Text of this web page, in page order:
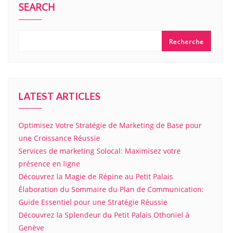
SEARCH
Recherche
LATEST ARTICLES
Optimisez Votre Stratégie de Marketing de Base pour
une Croissance Réussie
Services de marketing Solocal: Maximisez votre
présence en ligne
Découvrez la Magie de Répine au Petit Palais
Élaboration du Sommaire du Plan de Communication:
Guide Essentiel pour une Stratégie Réussie
Découvrez la Splendeur du Petit Palais Othoniel à
Genève